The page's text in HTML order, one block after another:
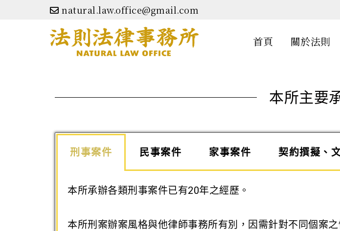
natural.law.office@gmail.com
首頁 關於法則
本所主要
刑事案件 民事案件 家事案件 契約撰擬、
本所承辦各類刑事案件已有20年之經歷。
本所刑案辦案風格與他律師事務所有別，因需針對不同個案